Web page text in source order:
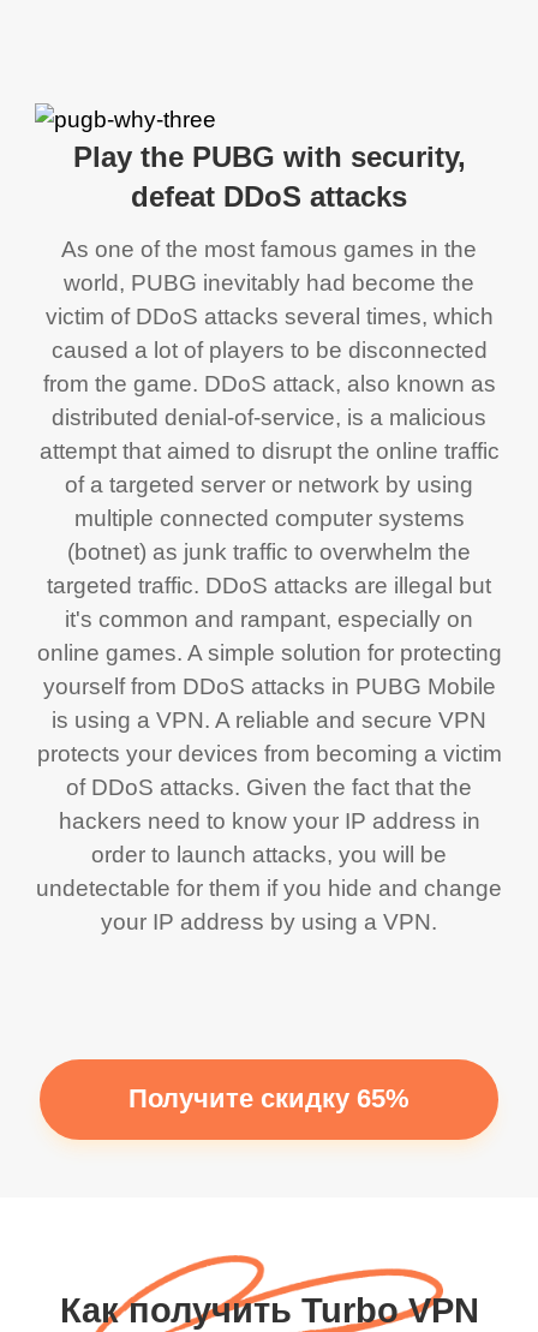
Play the PUBG with security,
defeat DDoS attacks
As one of the most famous games in the
world, PUBG inevitably had become the
victim of DDoS attacks several times, which
caused a lot of players to be disconnected
from the game. DDoS attack, also known as
distributed denial-of-service, is a malicious
attempt that aimed to disrupt the online traffic
of a targeted server or network by using
multiple connected computer systems
(botnet) as junk traffic to overwhelm the
targeted traffic. DDoS attacks are illegal but
it's common and rampant, especially on
online games. A simple solution for protecting
yourself from DDoS attacks in PUBG Mobile
is using a VPN. A reliable and secure VPN
protects your devices from becoming a victim
of DDoS attacks. Given the fact that the
hackers need to know your IP address in
order to launch attacks, you will be
undetectable for them if you hide and change
your IP address by using a VPN.
Получите скидку 65%
Как получить Turbo VPN